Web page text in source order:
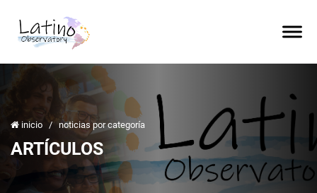
inicio / noticias por categoría
ARTÍCULOS